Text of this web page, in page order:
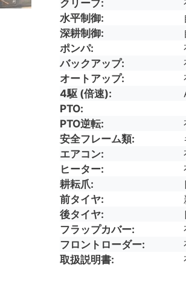
クリープ
水平制御
深耕制御
ポンパ
バックアップ
オートアップ
4駆 (倍速)
PTO
PTO逆転
安全フレーム類
エアコン
ヒーター
耕耘爪
前タイヤ
後タイヤ
フラップカバー
フロントローダー
取扱説明書